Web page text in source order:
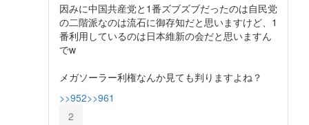
因みに中国共産党と1番ズブズブだったのは自民党
の二階派なのは流石に御存知だと思いますけど、1
番利用しているのは日本維新の会だと思いますん
でw
メガソーラー利権なんか見ても判りますよね？
>>952>>961
2